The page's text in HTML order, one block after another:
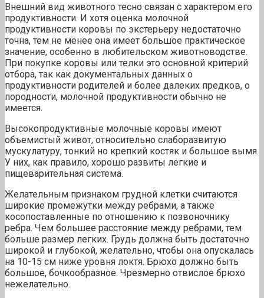
Внешний вид животного тесно связан с характером его
продуктивности. И хотя оценка молочной
продуктивности коровы по экстерьеру недостаточно
точна, тем не менее она имеет большое практическое
значение, особенно в любительском животноводстве.
При покупке коровы или телки это основной критерий
отбора, так как документальных данных о
продуктивности родителей и более далеких предков, о
породности, молочной продуктивности обычно не
имеется.
Высокопродуктивные молочные коровы имеют
объемистый живот, относительно слаборазвитую
мускулатуру, тонкий но крепкий костяк и большое вымя.
У них, как правило, хорошо развиты легкие и
пищеварительная система.
Желательным признаком грудной клетки считаются
широкие промежутки между ребрами, а также
косопоставленные по отношению к позвоночнику
ребра. Чем большее расстояние между ребрами, тем
больше размер легких. Грудь должна быть достаточно
широкой и глубокой, желательно, чтобы она опускалась
на 10-15 см ниже уровня локтя. Брюхо должно быть
большое, бочкообразное. Чрезмерно отвислое брюхо
нежелательно.